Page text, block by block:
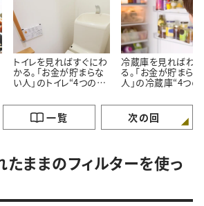
トイレを見ればすぐにわ
かる。「お金が貯まらな
い人」のトイレ“4つの特
冷蔵庫を見ればわか
る。「お金が貯まら
人」の冷蔵庫“4つの
一覧 次の回
たままのフィルターを使っ